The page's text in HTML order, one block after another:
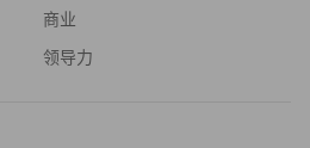
商业
领导力